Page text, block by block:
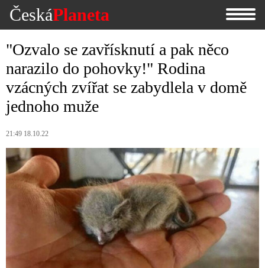
ČeskáPlaneta
"Ozvalo se zavřísknutí a pak něco
narazilo do pohovky!" Rodina
vzácných zvířat se zabydlela v domě
jednoho muže
21:49 18.10.22